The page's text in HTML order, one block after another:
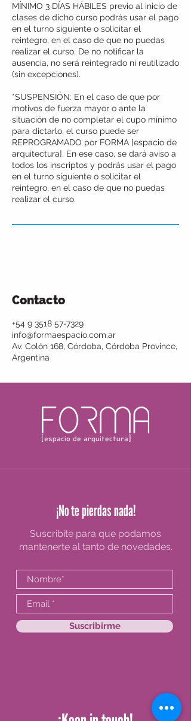
MÍNIMO 3 DÍAS HÁBILES previo al inicio de
clases de dicho curso podrás usar el pago
en el turno siguiente o solicitar el
reintegro, en el caso de que no puedas
realizar el curso. De no notificar la
ausencia, no será reintegrado ni reutilizado
(sin excepciones).
*SUSPENSIÓN: En el caso de que por
motivos de fuerza mayor o ante la
situación de no completar el cupo mínimo
para dictarlo, el curso puede ser
REPROGRAMADO por FORMA [espacio de
arquitectura]. En ese caso, se dará aviso a
todos los inscriptos y podrás usar el pago
en el turno siguiente o solicitar el
reintegro, en el caso de que no puedas
realizar el curso.
Contacto
+54 9 3518 57-7329
info@formaespacio.com.ar
Av. Colón 168, Córdoba, Córdoba Province,
Argentina
¡No te pierdas nada!
Suscribite para que podamos
mantenerte al tanto de novedades.
Suscribirme